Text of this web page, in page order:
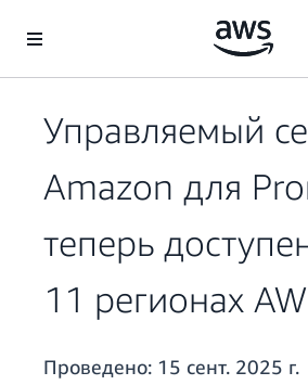
Перейти к главному контенту
Управляемый
Amazon для
теперь
11 регионах
Проведено: 15 сент. 2025 г.